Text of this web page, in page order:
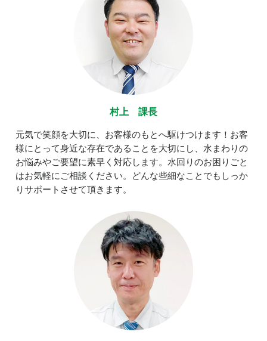
村上 課長
元気で笑顔を大切に、お客様のもとへ駆けつけます！お客
様にとって身近な存在であることを大切にし、水まわりの
お悩みやご要望に素早く対応します。水回りのお困りごと
はお気軽にご相談ください。どんな些細なことでもしっか
りサポートさせて頂きます。